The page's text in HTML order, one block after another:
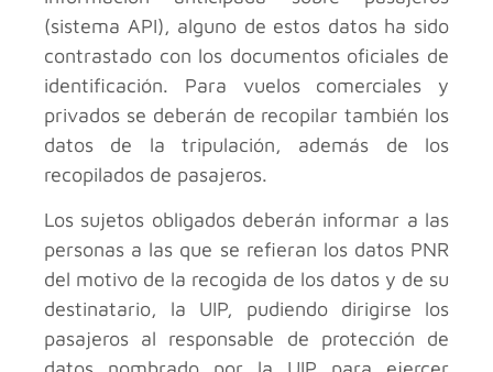
(sistema API), alguno de estos datos ha sido
contrastado con los documentos oficiales de
identificación. Para vuelos comerciales y
privados se deberán de recopilar también los
datos de la tripulación, además de los
recopilados de pasajeros.
Los sujetos obligados deberán informar a las
personas a las que se refieran los datos PNR
del motivo de la recogida de los datos y de su
destinatario, la UIP, pudiendo dirigirse los
pasajeros al responsable de protección de